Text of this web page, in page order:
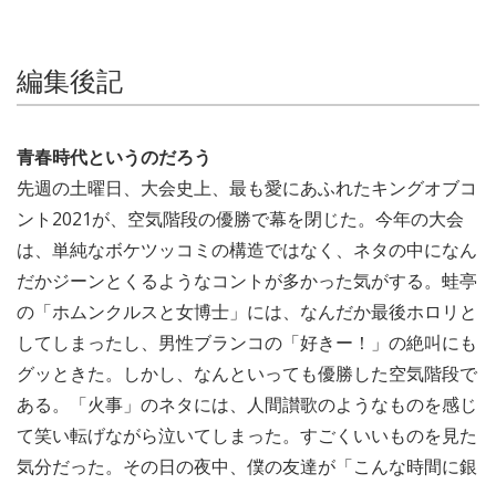
編集後記
青春時代というのだろう
先週の土曜日、大会史上、最も愛にあふれたキングオブコ
ント2021が、空気階段の優勝で幕を閉じた。今年の大会
は、単純なボケツッコミの構造ではなく、ネタの中になん
だかジーンとくるようなコントが多かった気がする。蛙亭
の「ホムンクルスと女博士」には、なんだか最後ホロリと
してしまったし、男性ブランコの「好きー！」の絶叫にも
グッときた。しかし、なんといっても優勝した空気階段で
ある。「火事」のネタには、人間讃歌のようなものを感じ
て笑い転げながら泣いてしまった。すごくいいものを見た
気分だった。その日の夜中、僕の友達が「こんな時間に銀